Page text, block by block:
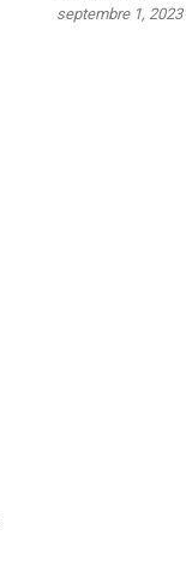
septembre 1, 2023